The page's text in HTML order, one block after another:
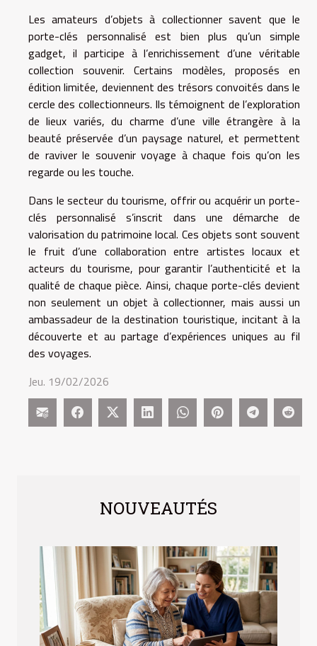
NOUVEAUTÉS
Les amateurs d’objets à collectionner savent que le
porte-clés personnalisé est bien plus qu’un simple
gadget, il participe à l’enrichissement d’une véritable
collection souvenir. Certains modèles, proposés en
édition limitée, deviennent des trésors convoités dans le
cercle des collectionneurs. Ils témoignent de l’exploration
de lieux variés, du charme d’une ville étrangère à la
beauté préservée d’un paysage naturel, et permettent
de raviver le souvenir voyage à chaque fois qu’on les
regarde ou les touche.
Dans le secteur du tourisme, offrir ou acquérir un porte-
clés personnalisé s’inscrit dans une démarche de
valorisation du patrimoine local. Ces objets sont souvent
le fruit d’une collaboration entre artistes locaux et
acteurs du tourisme, pour garantir l’authenticité et la
qualité de chaque pièce. Ainsi, chaque porte-clés devient
non seulement un objet à collectionner, mais aussi un
ambassadeur de la destination touristique, incitant à la
découverte et au partage d’expériences uniques au fil
des voyages.
Jeu. 19/02/2026